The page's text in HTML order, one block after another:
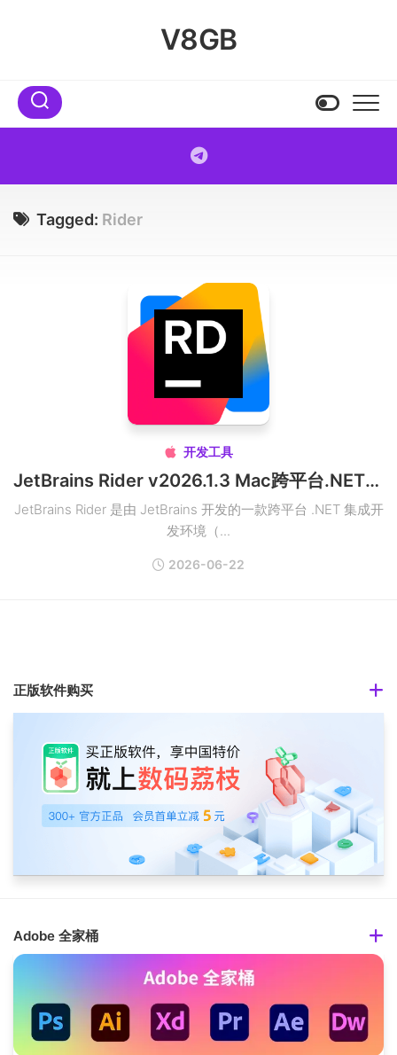
V8GB
Tagged: Rider
 开发工具
JetBrains Rider v2026.1.3 Mac跨平台.NET集成开发环境IDE
JetBrains Rider 是由 JetBrains 开发的一款跨平台 .NET 集成开
发环境（...
2026-06-22
正版软件购买
Adobe 全家桶